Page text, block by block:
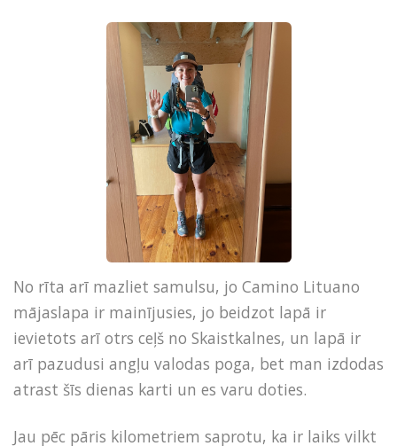
No rīta arī mazliet samulsu, jo Camino Lituano
mājaslapa ir mainījusies, jo beidzot lapā ir
ievietots arī otrs ceļš no Skaistkalnes, un lapā ir
arī pazudusi angļu valodas poga, bet man izdodas
atrast šīs dienas karti un es varu doties.
Jau pēc pāris kilometriem saprotu, ka ir laiks vilkt